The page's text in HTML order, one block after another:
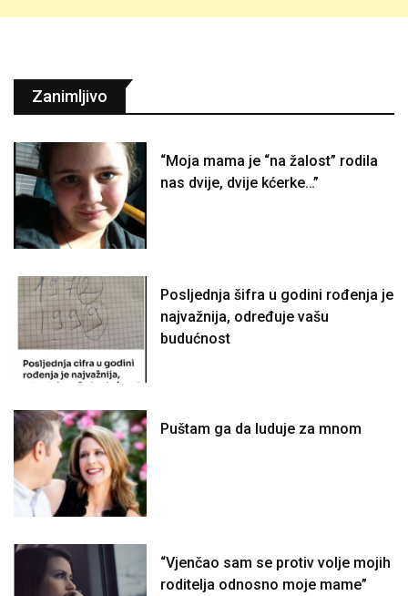
Zanimljivo
“Moja mama je “na žalost” rodila
nas dvije, dvije kćerke…”
Posljednja šifra u godini rođenja je
najvažnija, određuje vašu
budućnost
Puštam ga da luduje za mnom
“Vjenčao sam se protiv volje mojih
roditelja odnosno moje mame”